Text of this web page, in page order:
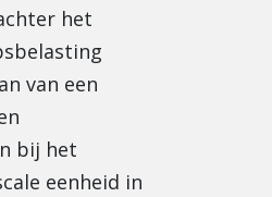
het
van een
bij het
eenheid in